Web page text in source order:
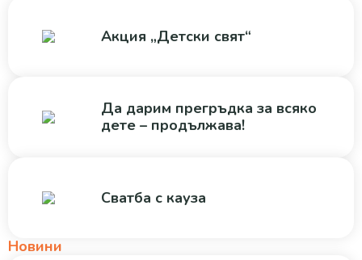
Акция „Детски свят“
Да дарим прегръдка за всяко
дете – продължава!
Сватба с кауза
Новини